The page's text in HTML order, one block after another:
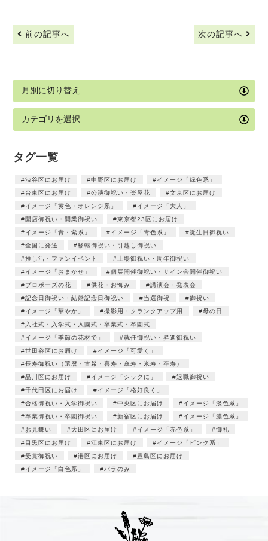
前の記事へ 次の記事へ
タグ一覧
渋谷区にお届け 中野区にお届け
イメージ「緑色系」
台東区にお届け
公演御祝い・楽屋花
文京区にお届け
イメージ「黄色・オレンジ系」
イメージ「大人」
開店御祝い・開業御祝い
東京都23区にお届け
イメージ「青・紫系」
イメージ「青色系」
誕生日御祝い
全国に発送
移転御祝い・引越し御祝い
推し活・ファンイベント
上場御祝い・周年御祝い
イメージ「おまかせ」
個展開催御祝い・サイン会開催御祝い
プロポーズの花
供花・お悔み
講演会・発表会
記念日御祝い・結婚記念日御祝い
当選御祝
御祝い
イメージ「華やか」
撮影用・クランクアップ用
母の日
入社式・入学式・入園式・卒業式・卒園式
イメージ「季節の花材で」
就任御祝い・昇進御祝い
世田谷区にお届け
イメージ「可愛く」
長寿御祝い（還暦・古希・喜寿・傘寿・米寿・卒寿）
品川区にお届け
イメージ「シックに」
退職御祝い
千代田区にお届け
イメージ「格好良く」
合格御祝い・入学御祝い
中央区にお届け
イメージ「淡色系」
卒業御祝い・卒園御祝い
新宿区にお届け
イメージ「濃色系」
お見舞い
大田区にお届け イメージ「赤色系」
御礼
目黒区にお届け
江東区にお届け
イメージ「ピンク系」
受賞御祝い
港区にお届け
豊島区にお届け
イメージ「白色系」
バラのみ